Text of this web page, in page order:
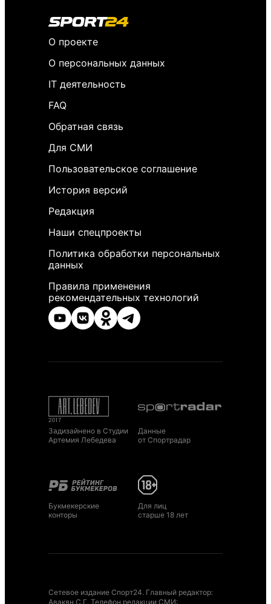
О проекте
О персональных данных
IT деятельность
FAQ
Обратная связь
Для СМИ
Пользовательское соглашение
История версий
Редакция
Наши спецпроекты
Политика обработки персональных
данных
Правила применения
рекомендательных технологий
Задизайнено в Студии
Артемия Лебедева
Данные
от Спортрадар
Букмекерские
конторы
Для лиц
старше 18 лет
Сетевое издание Спорт24. Главный редактор:
Авакян С.Г. Телефон редакции СМИ: